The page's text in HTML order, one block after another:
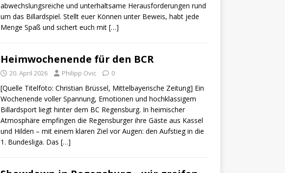
abwechslungsreiche und unterhaltsame Herausforderungen rund
um das Billardspiel. Stellt euer Können unter Beweis, habt jede
Menge Spaß und sichert euch mit […]
Heimwochenende für den BCR
20. April 2026 Philipp Ovic 0
[Quelle Titelfoto: Christian Brüssel, Mittelbayerische Zeitung] Ein
Wochenende voller Spannung, Emotionen und hochklassigem
Billardsport liegt hinter dem BC Regensburg. In heimischer
Atmosphäre empfingen die Regensburger ihre Gäste aus Kassel
und Hilden – mit einem klaren Ziel vor Augen: den Aufstieg in die
1. Bundesliga. Das […]